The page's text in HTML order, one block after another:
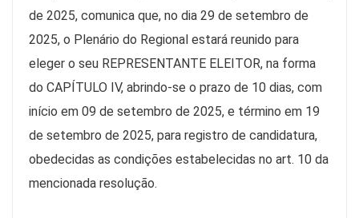
de 2025, comunica que, no dia 29 de setembro de
2025, o Plenário do Regional estará reunido para
eleger o seu REPRESENTANTE ELEITOR, na forma
do CAPÍTULO IV, abrindo-se o prazo de 10 dias, com
início em 09 de setembro de 2025, e término em 19
de setembro de 2025, para registro de candidatura,
obedecidas as condições estabelecidas no art. 10 da
mencionada resolução.